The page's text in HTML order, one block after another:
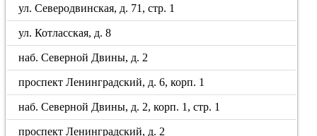
ул. Северодвинская, д. 71, стр. 1
ул. Котласская, д. 8
наб. Северной Двины, д. 2
проспект Ленинградский, д. 6, корп. 1
наб. Северной Двины, д. 2, корп. 1, стр. 1
проспект Ленинградский, д. 2